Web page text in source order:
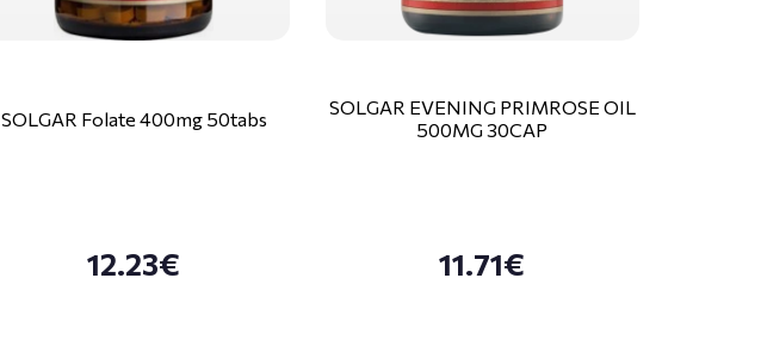
SOLGAR Folate 400mg 50tabs
12.23€
SOLGAR EVENING PRIMROSE OIL
500MG 30CAP
11.71€